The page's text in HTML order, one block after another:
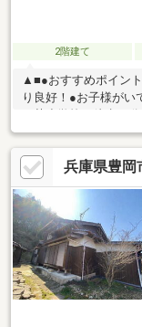
2階建て
▲■●おすすめポイン
り良好！●お子様がい
分（1600m）但馬信
郵便局：徒歩5分（
店：徒歩6分（450m
（270m）ゴダイドラ
案内随時受け付けて
兵庫県豊岡